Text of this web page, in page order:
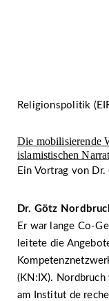
Religionspolitik
Die mobilisierende
islamistischen
Ein Vortrag von
Dr. Götz
Er war lange Co-
leitete die
(KN:IX).
am Institut de